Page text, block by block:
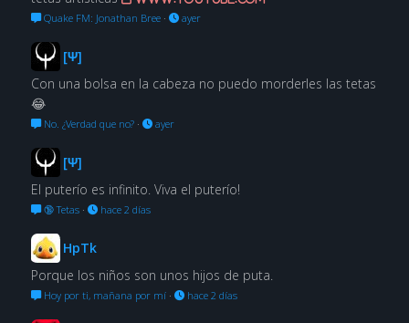
Quake FM: Jonathan Bree· ayer
[Ψ]
Con una bolsa en la cabeza no puedo morderles las tetas
😂
No. ¿Verdad que no?· ayer
[Ψ]
El puterío es infinito. Viva el puterío!
🔞 Tetas· hace 2 días
HpTk
Porque los niños son unos hijos de puta.
Hoy por ti, mañana por mí· hace 2 días